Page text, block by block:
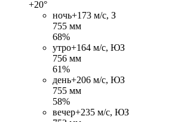
+20°
ночь+173 м/c, З
755 мм
68%
утро+164 м/c, ЮЗ
756 мм
61%
день+206 м/c, ЮЗ
755 мм
58%
вечер+235 м/c, ЮЗ